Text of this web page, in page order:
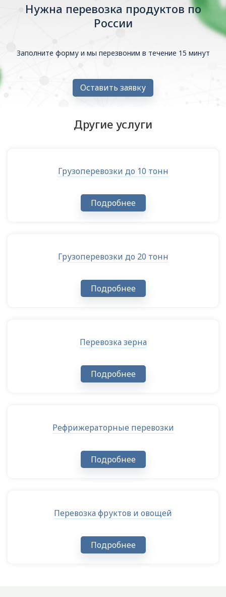
Нужна перевозка продуктов по
России
Заполните форму и мы перезвоним в течение 15 минут
Оставить заявку
Другие услуги
Грузоперевозки до 10 тонн
Подробнее
Грузоперевозки до 20 тонн
Подробнее
Перевозка зерна
Подробнее
Рефрижераторные перевозки
Подробнее
Перевозка фруктов и овощей
Подробнее